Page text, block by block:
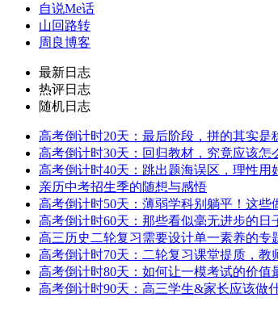
自说Me话
山回路转
周良博客
最新日志
热评日志
随机日志
高考倒计时20天：最后阶段，拼的其实是
高考倒计时30天：回归教材，究竟应该怎
高考倒计时40天：跳出题海误区，理性用
亲历中考招生季的随想与感悟
高考倒计时50天：薄弱学科别躺平！这些
高考倒计时60天：那些看似毫无进步的日
高三历史二轮复习需要设计单一素养的专
高考倒计时70天：二轮复习课堂提质，教
高考倒计时80天：如何让一模考试的价值
高考倒计时90天：高三学生&家长应该做